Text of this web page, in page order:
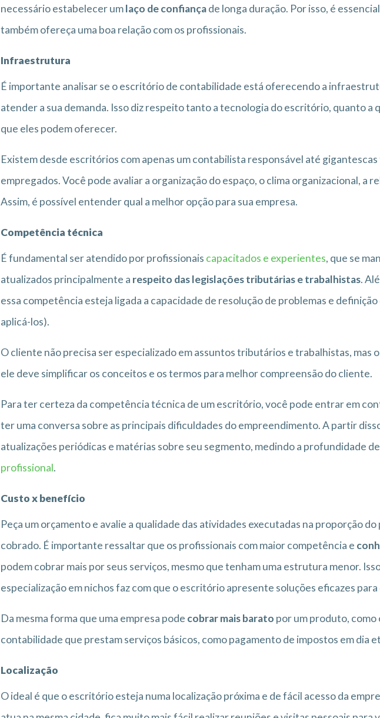
necessário estabelecer umlaço de confiançade longa duração. Por isso, é
também ofereça uma boa relação com os profissionais.
Infraestrutura
É importante analisar se o escritório de contabilidade está oferecendo a
atender a sua demanda. Isso diz respeito tanto a tecnologia do escritório, quanto a
que eles podem oferecer.
Existem desde escritórios com apenas um contabilista responsável até gigantescas
empregados. Você pode avaliar a organização do espaço, o clima organizacional, a
Assim, é possível entender qual a melhor opção para sua empresa.
Competência técnica
É fundamental ser atendido por profissionais capacitados e experientes, que se
atualizados principalmente a respeito das legislações tributárias e trabalhistas.
essa competência esteja ligada a capacidade de resolução de problemas e
aplicá-los).
O cliente não precisa ser especializado em assuntos tributários e trabalhistas, mas
ele deve simplificar os conceitos e os termos para melhor compreensão do cliente.
Para ter certeza da competência técnica de um escritório, você pode entrar em
ter uma conversa sobre as principais dificuldades do empreendimento. A partir
atualizações periódicas e matérias sobre seu segmento, medindo a profundidade
profissional.
Custo x benefício
Peça um orçamento e avalie a qualidade das atividades executadas na proporção
cobrado. É importante ressaltar que os profissionais com maior competência e
podem cobrar mais por seus serviços, mesmo que tenham uma estrutura menor.
especialização em nichos faz com que o escritório apresente soluções eficazes
Da mesma forma que uma empresa pode cobrar mais barato por um produto, como
contabilidade que prestam serviços básicos, como pagamento de impostos em dia
Localização
O ideal é que o escritório esteja numa localização próxima e de fácil acesso da